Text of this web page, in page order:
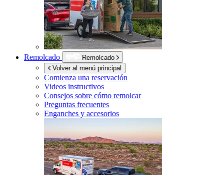
Remolcado
Remolcado
Volver al menú principal
Comienza una reservación
Videos instructivos
Consejos sobre cómo remolcar
Preguntas frecuentes
Enganches y accesorios